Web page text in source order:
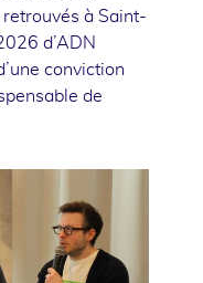
à Saint-
d’ADN
conviction
de